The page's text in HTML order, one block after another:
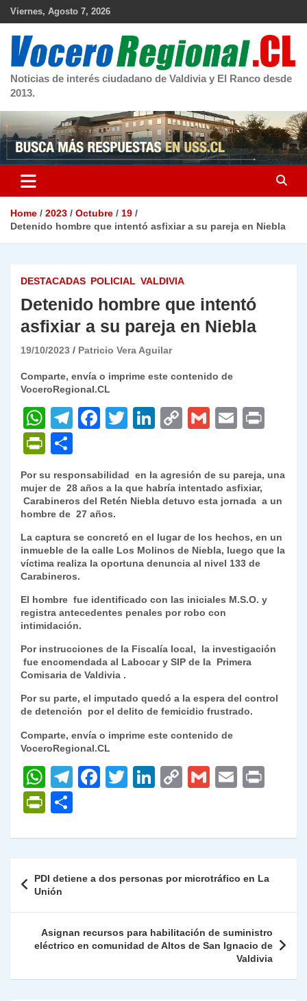
Skip
Viernes, Agosto 7, 2026
Noticias de interés ciudadano de Valdivia y El Ranco desde
2013.
Home 2023 Octubre
19
Detenido hombre que intentó asfixiar a su pareja en Niebla
DESTACADAS POLICIAL VALDIVIA
Detenido hombre que intentó
asfixiar a su pareja en Niebla
19/10/2023 Patricio Vera Aguilar
Comparte, envía o imprime este contenido de
VoceroRegional.CL
W
h
at
s
A
p
p
T
gr
a
F
e
b
o
k
T
er
Li
e
dI
n
C
y
Li
n
k
G
l
E
l
P
nt
Fr
ie
n
dl
y
m
p
ar
tir
Por su responsabilidad en la agresión de su pareja, una
mujer de 28 años a la que habría intentado asfixiar,
Carabineros del Retén Niebla detuvo esta jornada a un
hombre de 27 años.
La captura se concretó en el lugar de los hechos, en un
inmueble de la calle Los Molinos de Niebla, luego que la
víctima realiza la oportuna denuncia al nivel 133 de
Carabineros.
El hombre fue identificado con las iniciales M.S.O. y
registra antecedentes penales por robo con
intimidación.
Por instrucciones de la Fiscalía local, la investigación
fue encomendada al Labocar y SIP de la Primera
Comisaria de Valdivia .
Por su parte, el imputado quedó a la espera del control
de detención por el delito de femicidio frustrado.
Comparte, envía o imprime este contenido de
VoceroRegional.CL
W
h
at
s
p
p
T
gr
m
F
e
o
o
k
T
er
Li
e
n
C
y
n
k
G
l
E
l
P
nt
Fr
ie
n
dl
y
m
ar
tir
de
entradas
PDI detiene a dos personas por microtráfico en La
Unión
Asignan recursos para habilitación de suministro
eléctrico en comunidad de Altos de San Ignacio de
Valdivia